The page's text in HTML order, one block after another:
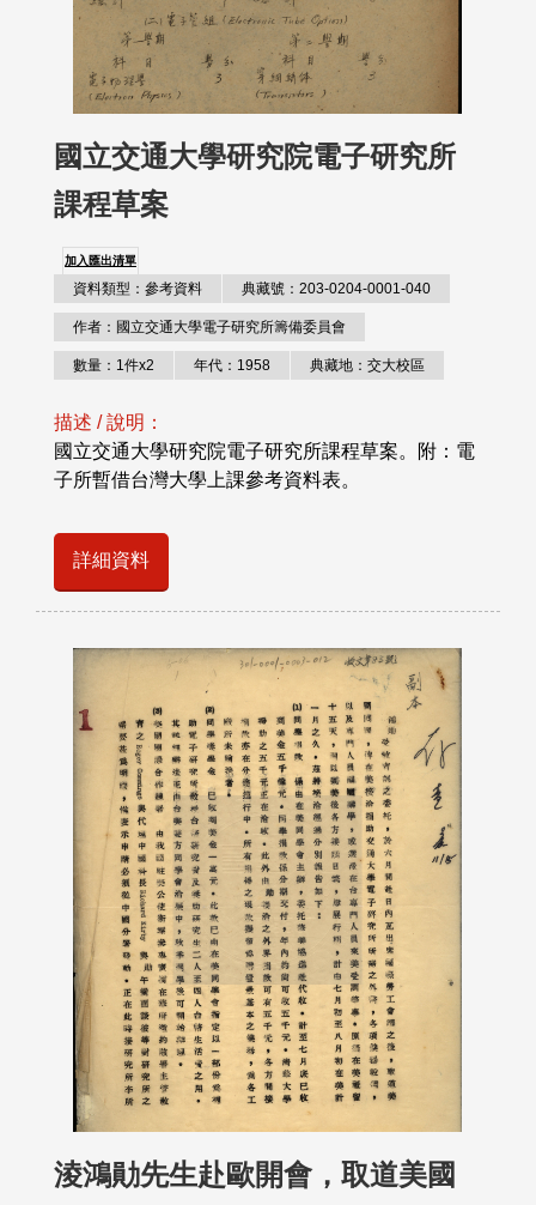
國立交通大學研究院電子研究所
課程草案
加入匯出清單
資料類型：參考資料 典藏號：203-0204-0001-040
作者：國立交通大學電子研究所籌備委員會
數量：1件x2 年代：1958 典藏地：交大校區
描述 / 說明：
國立交通大學研究院電子研究所課程草案。附：電
子所暫借台灣大學上課參考資料表。
詳細資料
淩鴻勛先生赴歐開會，取道美國